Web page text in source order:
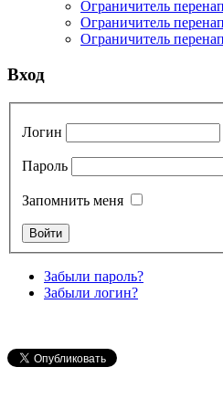
Ограничитель
Ограничитель
Ограничитель
Вход
Логин
Пароль
Запомнить меня
Забыли пароль?
Забыли логин?